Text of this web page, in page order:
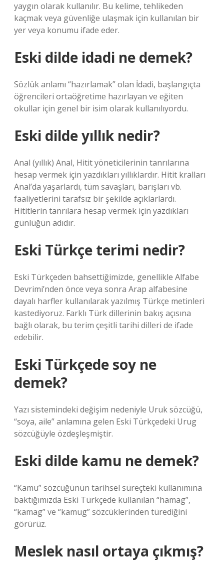
yaygın olarak kullanılır. Bu kelime, tehlikeden
kaçmak veya güvenliğe ulaşmak için kullanılan bir
yer veya konumu ifade eder.
Eski dilde idadi ne demek?
Sözlük anlamı “hazırlamak” olan İdadi, başlangıçta
öğrencileri ortaöğretime hazırlayan ve eğiten
okullar için genel bir isim olarak kullanılıyordu.
Eski dilde yıllık nedir?
Anal (yıllık) Anal, Hitit yöneticilerinin tanrılarına
hesap vermek için yazdıkları yıllıklardır. Hitit kralları
Anal’da yaşarlardı, tüm savaşları, barışları vb.
faaliyetlerini tarafsız bir şekilde açıklarlardı.
Hititlerin tanrılara hesap vermek için yazdıkları
günlüğün adıdır.
Eski Türkçe terimi nedir?
Eski Türkçeden bahsettiğimizde, genellikle Alfabe
Devrimi’nden önce veya sonra Arap alfabesine
dayalı harfler kullanılarak yazılmış Türkçe metinleri
kastediyoruz. Farklı Türk dillerinin bakış açısına
bağlı olarak, bu terim çeşitli tarihi dilleri de ifade
edebilir.
Eski Türkçede soy ne
demek?
Yazı sistemindeki değişim nedeniyle Uruk sözcüğü,
“soya, aile” anlamına gelen Eski Türkçedeki Urug
sözcüğüyle özdeşleşmiştir.
Eski dilde kamu ne demek?
“Kamu” sözcüğünün tarihsel süreçteki kullanımına
baktığımızda Eski Türkçede kullanılan “hamag”,
“kamag” ve “kamug” sözcüklerinden türediğini
görürüz.
Meslek nasıl ortaya çıkmış?